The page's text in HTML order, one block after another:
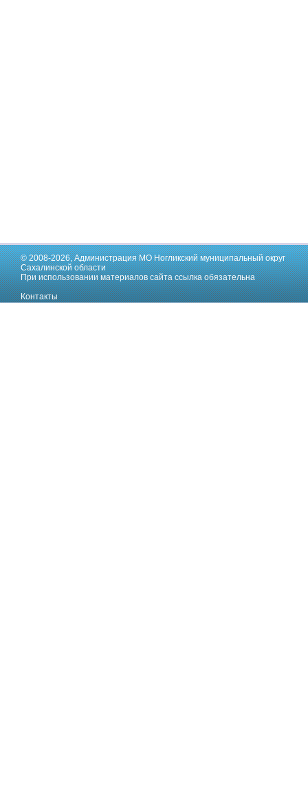
© 2008-2026,Администрация МО Ногликский муниципальный округ
Сахалинской области
При использовании материалов сайта ссылка обязательна
Контакты